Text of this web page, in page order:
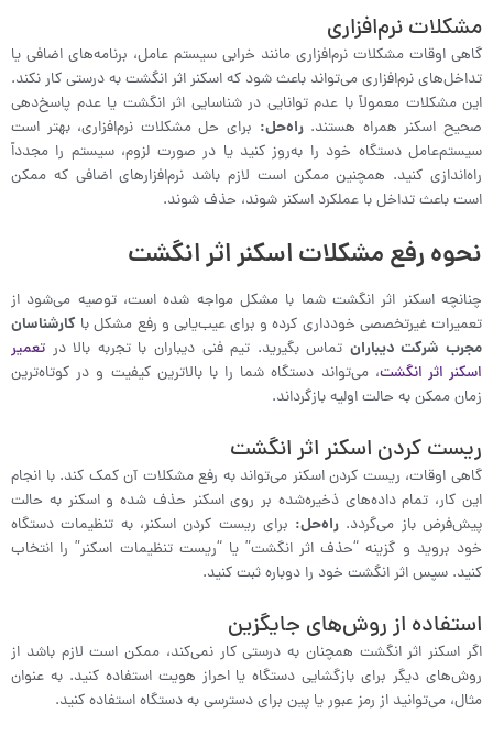
مشکلات نرم‌افزاری
گاهی اوقات مشکلات نرم‌افزاری مانند خرابی سیستم عامل، برنامه‌های اضافی یا
تداخل‌های نرم‌افزاری می‌تواند باعث شود که اسکنر اثر انگشت به درستی کار نکند.
این مشکلات معمولاً با عدم توانایی در شناسایی اثر انگشت یا عدم پاسخ‌دهی
صحیح اسکنر همراه هستند.راه‌حل: برای حل مشکلات نرم‌افزاری، بهتر است
سیستم‌عامل دستگاه خود را به‌روز کنید یا در صورت لزوم، سیستم را مجدداً
راه‌اندازی کنید. همچنین ممکن است لازم باشد نرم‌افزارهای اضافی که ممکن
است باعث تداخل با عملکرد اسکنر شوند، حذف شوند.
نحوه رفع مشکلات اسکنر اثر انگشت
چنانچه اسکنر اثر انگشت شما با مشکل مواجه شده است، توصیه می‌شود از
تعمیرات غیرتخصصی خودداری کرده و برای عیب‌یابی و رفع مشکل با کارشناسان
مجرب شرکت دیباران تماس بگیرید. تیم فنی دیباران با تجربه بالا در تعمیر
اسکنر اثر انگشت، می‌تواند دستگاه شما را با بالاترین کیفیت و در کوتاه‌ترین
زمان ممکن به حالت اولیه بازگرداند.
ریست کردن اسکنر اثر انگشت
گاهی اوقات، ریست کردن اسکنر می‌تواند به رفع مشکلات آن کمک کند. با انجام
این کار، تمام داده‌های ذخیره‌شده بر روی اسکنر حذف شده و اسکنر به حالت
پیش‌فرض باز می‌گردد. راه‌حل: برای ریست کردن اسکنر، به تنظیمات دستگاه
خود بروید و گزینه “حذف اثر انگشت” یا “ریست تنظیمات اسکنر” را انتخاب
کنید. سپس اثر انگشت خود را دوباره ثبت کنید.
استفاده از روش‌های جایگزین
اگر اسکنر اثر انگشت همچنان به درستی کار نمی‌کند، ممکن است لازم باشد از
روش‌های دیگر برای بازگشایی دستگاه یا احراز هویت استفاده کنید. به عنوان
مثال، می‌توانید از رمز عبور یا پین برای دسترسی به دستگاه استفاده کنید.